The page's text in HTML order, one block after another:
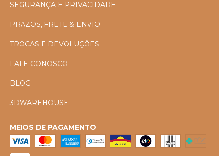
SEGURANÇA E PRIVACIDADE
PRAZOS, FRETE & ENVIO
TROCAS E DEVOLUÇÕES
FALE CONOSCO
BLOG
3DWAREHOUSE
MEIOS DE PAGAMENTO